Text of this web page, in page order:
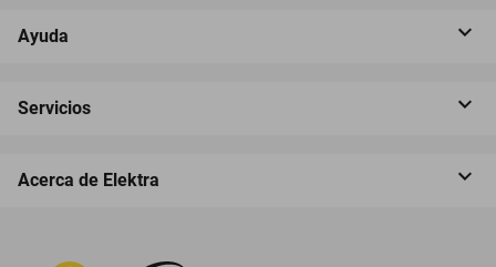
Ayuda
Servicios
Acerca de Elektra